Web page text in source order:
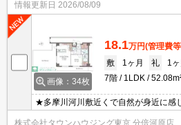
情報更新日 2026/08/09
画像：34枚
18.1万円(管理費
敷
1ヶ月 礼
1ヶ
7階
1LDK
★多摩川河川敷近くで自然が身近に感
どがしやすく 季節に応じた風景を楽
株式会社タウンハウジング東京 分倍河原店